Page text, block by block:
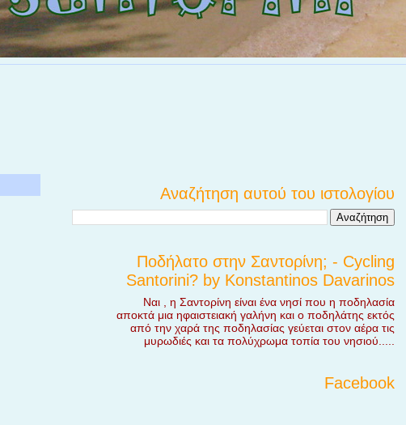
Αναζήτηση αυτού του ιστολογίου
Ποδήλατο στην Σαντορίνη; - Cycling
Santorini? by Konstantinos Davarinos
Ναι , η Σαντορίνη είναι ένα νησί που η ποδηλασία
αποκτά μια ηφαιστειακή γαλήνη και ο ποδηλάτης εκτός
από την χαρά της ποδηλασίας γεύεται στον αέρα τις
μυρωδιές και τα πολύχρωμα τοπία του νησιού.....
Facebook